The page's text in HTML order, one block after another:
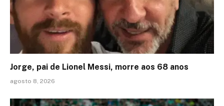
Jorge, pai de Lionel Messi, morre aos 68 anos
agosto 8, 2026